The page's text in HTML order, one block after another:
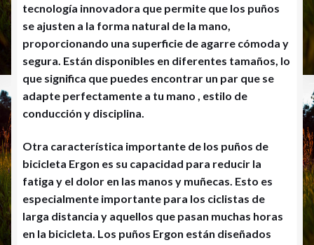
tecnología innovadora que permite que los puños
se ajusten a la forma natural de la mano,
proporcionando una superficie de agarre cómoda y
segura. Están disponibles en diferentes tamaños, lo
que significa que puedes encontrar un par que se
adapte perfectamente a tu mano , estilo de
conducción y disciplina.
Otra característica importante de los puños de
bicicleta Ergon es su capacidad para reducir la
fatiga y el dolor en las manos y muñecas. Esto es
especialmente importante para los ciclistas de
larga distancia y aquellos que pasan muchas horas
en la bicicleta. Los puños Ergon están diseñados